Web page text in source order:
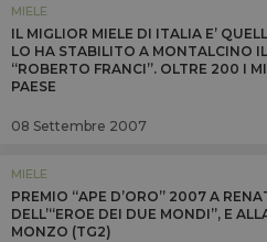
MIELE
IL MIGLIOR MIELE DI ITALIA E’
LO HA STABILITO A MONTALCINO
“ROBERTO FRANCI”. OLTRE 200 I
PAESE
08 Settembre 2007
MIELE
PREMIO “APE D’ORO” 2007 A
DELL’“EROE DEI DUE MONDI”, E
MONZO (TG2)